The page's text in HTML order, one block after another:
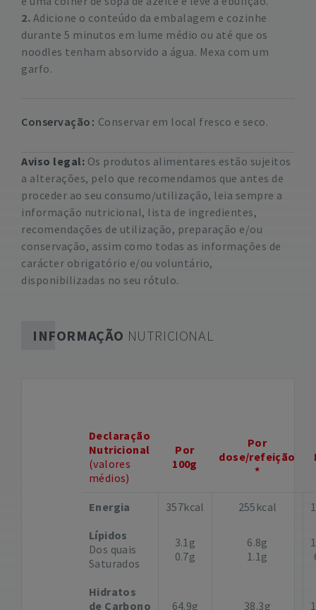
2. Adicione o conteúdo da embalagem e cozinhe
durante 5 minutos em lume médio ou até que os
noodles tenham absorvido a água. Mexa com um
garfo.
Conservação Conservar em local fresco e seco.
Aviso legal: Os produtos alimentares estão sujeitos
a alterações, pelo que recomendamos que antes de
proceder ao seu consumo/utilização, leia sempre a
informação nutricional, lista de ingredientes,
recomendações de utilização, preparação e/ou
conservação, assim como todas as informações de
carácter obrigatório e/ou voluntário,
disponibilizadas no seu rótulo.
INFORMAÇÃO NUTRICIONAL
Declaração
Nutricional
(valores
médios)
Por
100g
Por
dose/refeição
*
Energia 357kcal 255kcal
Lípidos
Dos quais
Saturados
3.1g
0.7g
6.8g
1.1g
Hidratos
de Carbono
64.9g 38.3g